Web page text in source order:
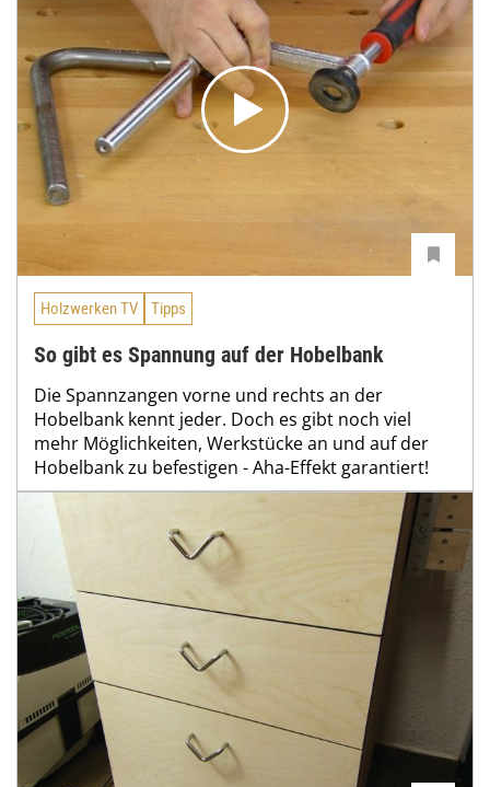
Holzwerken TV Tipps
So gibt es Spannung auf der Hobelbank
Die Spannzangen vorne und rechts an der
Hobelbank kennt jeder. Doch es gibt noch viel
mehr Möglichkeiten, Werkstücke an und auf der
Hobelbank zu befestigen - Aha-Effekt garantiert!